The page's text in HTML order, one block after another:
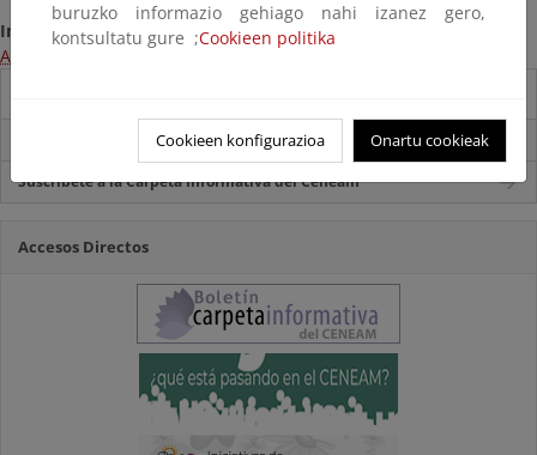
Información:
Acceso a la página web del programa
Carpeta Informativa del CENEAM.
Suscríbete a la Carpeta Informativa del Ceneam
Accesos Directos
buruzko informazio gehiago nahi izanez gero,
kontsultatu gure ;Cookieen politika
Cookieen konfigurazioa Onartu cookieak